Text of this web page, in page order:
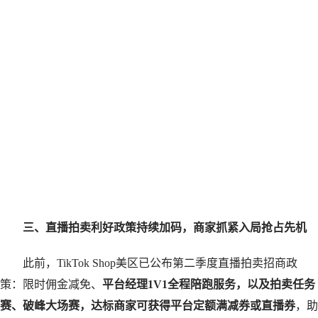
三、直播拍卖利好政策持续加码，商家抓紧入局抢占先机
此前，TikTok Shop美区已公布第二季度直播拍卖招商政
策：限时佣金减免、 平台经理1V1全程陪跑服务，以及拍卖任务
赛、破峰大场赛，达标商家可获得平台定额满减券或直播券，助